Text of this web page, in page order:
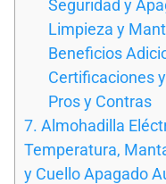
Seguridad y
Limpieza y
Beneficios
Certificaciones
Pros y Contras
7. Almohadilla
Temperatura,
y Cuello Apagado